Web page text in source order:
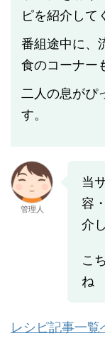
ピを紹介して
番組途中に、
食のコーナー
二人の息がぴ
す。
管理人
当
容
介
こ
ね
レシピ記事一覧